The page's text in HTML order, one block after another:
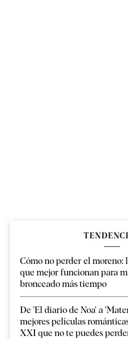
Cómo no perder el moreno:
que mejor funcionan para
bronceado más tiempo
De 'El diario de Noa' a
mejores películas
XXI que no te puedes